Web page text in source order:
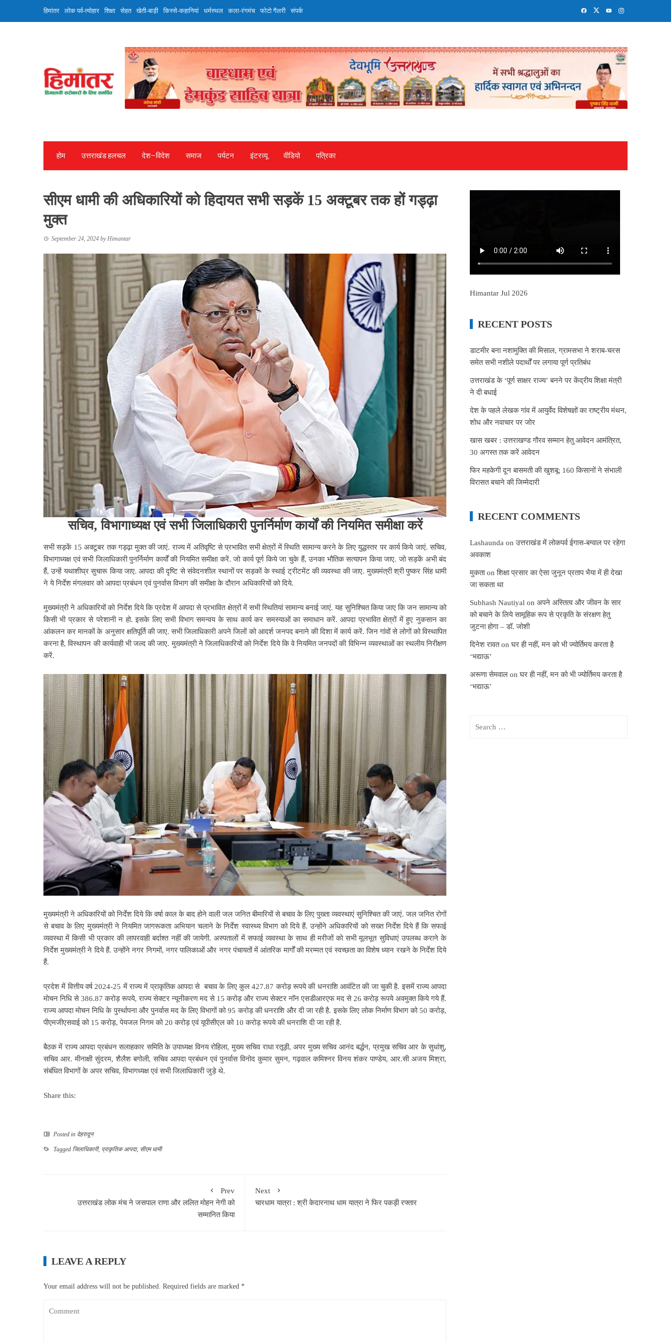
हिमांतर लोक पर्व-त्योहार शिक्षा सेहत खेती-बाड़ी किस्से-कहानियां धर्मस्थल कला-रंगमंच फोटो गैलरी संपर्क
होम उत्तराखंड हलचल देश—विदेश समाज पर्यटन इंटरव्‍यू वीडियो पत्रिका
सीएम धामी की अधिकारियों को हिदायत सभी सड़कें 15 अक्टूबर तक हों गड्ढ़ा
मुक्त
September 24, 2024 byHimantar
सचिव, विभागाध्यक्ष एवं सभी जिलाधिकारी पुनर्निर्माण कार्यों की नियमित समीक्षा करें
सभी सड़कें 15 अक्टूबर तक गड्ढ़ा मुक्त की जाएं. राज्य में अतिवृष्टि से प्रभावित सभी क्षेत्रों में स्थिति सामान्य करने के लिए युद्धस्तर पर कार्य किये जाएं. सचिव,
विभागाध्यक्ष एवं सभी जिलाधिकारी पुनर्निर्माण कार्यों की नियमित समीक्षा करें. जो कार्य पूर्ण किये जा चुके हैं, उनका भौतिक सत्यापन किया जाए. जो सड़कें अभी बंद
हैं, उन्हें यथाशीघ्र सुचारू किया जाए. आपदा की दृष्टि से संवेदनशील स्थानों पर सड़कों के स्थाई ट्रीटमेंट की व्यवस्था की जाए. मुख्यमंत्री श्री पुष्कर सिंह धामी
ने ये निर्देश मंगलवार को आपदा प्रबंधन एवं पुनर्वास विभाग की समीक्षा के दौरान अधिकारियों को दिये.
मुख्यमंत्री ने अधिकारियों को निर्देश दिये कि प्रदेश में आपदा से प्रभावित क्षेत्रों में सभी स्थितियां सामान्य बनाई जाएं. यह सुनिश्चित किया जाए कि जन सामान्य को
किसी भी प्रकार से परेशानी न हो. इसके लिए सभी विभाग समन्वय के साथ कार्य कर समस्याओं का समाधान करें. आपदा प्रभावित क्षेत्रों में हुए नुकसान का
आंकलन कर मानकों के अनुसार क्षतिपूर्ति की जाए. सभी जिलाधिकारी अपने जिलों को आदर्श जनपद बनाने की दिशा में कार्य करें. जिन गांवों से लोगों को विस्थापित
करना है, विस्थापन की कार्यवाही भी जल्द की जाए. मुख्यमंत्री ने जिलाधिकारियों को निर्देश दिये कि वे नियमित जनपदों की विभिन्न व्यवस्थाओं का स्थलीय निरीक्षण
करें.
मुख्यमंत्री ने अधिकारियों को निर्देश दिये कि वर्षा काल के बाद होने वाली जल जनित बीमारियों से बचाव के लिए पुख्ता व्यवस्थाएं सुनिश्चित की जाएं. जल जनित रोगों
से बचाव के लिए मुख्यमंत्री ने नियमित जागरूकता अभियान चलाने के निर्देश स्वास्थ्य विभाग को दिये हैं. उन्होंने अधिकारियों को सख्त निर्देश दिये हैं कि सफाई
व्यवस्था में किसी भी प्रकार की लापरवाही बर्दाश्त नहीं की जायेगी. अस्पतालों में सफाई व्यवस्था के साथ ही मरीजों को सभी मूलभूत सुविधाएं उपलब्ध कराने के
निर्देश मुख्यमंत्री ने दिये हैं. उन्होंने नगर निगमों, नगर पालिकाओं और नगर पंचायतों में आंतरिक मार्गों की मरम्मत एवं स्वच्छता का विशेष ध्यान रखने के निर्देश दिये
हैं.
प्रदेश में वित्तीय वर्ष 2024-25 में राज्य में प्राकृतिक आपदा से बचाव के लिए कुल 427.87 करोड़ रूपये की धनराशि आवंटित की जा चुकी है. इसमें राज्य आपदा
मोचन निधि से 386.87 करोड़ रूपये, राज्य सेक्टर न्यूनीकरण मद से 15 करोड़ और राज्य सेक्टर नॉन एसडीआरएफ मद से 26 करोड़ रूपये अवमुक्त किये गये हैं.
राज्य आपदा मोचन निधि के पुर्स्थापना और पुनर्वास मद के लिए विभागों को 95 करोड़ की धनराशि और दी जा रही है. इसके लिए लोक निर्माण विभाग को 50 करोड़,
पीएमजीएसवाई को 15 करोड़, पेयजल निगम को 20 करोड़ एवं यूपीसीएल को 10 करोड़ रूपये की धनराशि दी जा रही है.
बैठक में राज्य आपदा प्रबंधन सलाहकार समिति के उपाध्यक्ष विनय रोहिला, मुख्य सचिव राधा रतूड़ी, अपर मुख्य सचिव आनंद बर्द्धन, प्रमुख सचिव आर के सुधांशु,
सचिव आर. मीनाक्षी सुंदरम, शैलैश बगोली, सचिव आपदा प्रबंधन एवं पुनर्वास विनोद कुमार सुमन, गढ़वाल कमिश्नर विनय शंकर पाण्डेय, आर.सी अजय मिश्रा,
संबंधित विभागों के अपर सचिव, विभागध्यक्ष एवं सभी जिलाधिकारी जुड़े थे.
Share this:
Posted in देहरादून
Tagged जिलाधिकारी, प्राकृतिक आपदा, सीएम धामी
Prev
उत्तराखंड लोक मंच ने जसपाल राणा और ललित मोहन नेगी को
सम्मानित किया
Next
चारधाम यात्रा : श्री केदारनाथ धाम यात्रा ने फिर पकड़ी रफ्तार
LEAVE A REPLY
Your email address will not be published. Required fields are marked *
Himantar Jul 2026
RECENT POSTS
डाटमीर बना नशामुक्ति की मिसाल, ग्रामसभा ने शराब-चरस
समेत सभी नशीले पदार्थों पर लगाया पूर्ण प्रतिबंध
उत्तराखंड के ‘पूर्ण साक्षर राज्य’ बनने पर केंद्रीय शिक्षा मंत्री
ने दी बधाई
देश के पहले लेखक गांव में आयुर्वेद विशेषज्ञों का राष्ट्रीय मंथन,
शोध और नवाचार पर जोर
खास खबर : उत्तराखण्ड गौरव सम्मान हेतु आवेदन आमंत्रित,
30 अगस्त तक करें आवेदन
फिर महकेगी दून बासमती की खुशबू: 160 किसानों ने संभाली
विरासत बचाने की जिम्मेदारी
RECENT COMMENTS
Lashaunda onउत्तराखंड में लोकपर्व ईगास-बग्वाल पर रहेगा
अवकाश
मुकताonशिक्षा प्रसार का ऐसा जुनून प्रताप भैया में ही देखा
जा सकता था
Subhash Nautiyal onअपने अस्तित्व और जीवन के सार
को बचाने के लिये सामूहिक रूप से प्रकृति के संरक्षण हेतु
जुटना होगा – डॉ. जोशी
दिनेश रावतonघर ही नहीं, मन को भी ज्योर्तिमय करता है
‘भद्याऊ’
अरूणा सेमवाल onघर ही नहीं, मन को भी ज्योर्तिमय करता है
‘भद्याऊ’